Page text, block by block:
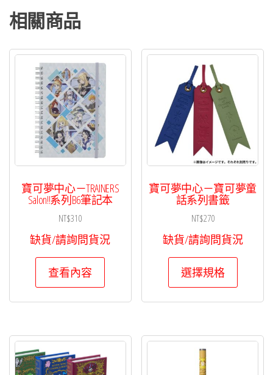
量
相關商品
寶可夢中心－TRAINERS
Salon!!系列B6筆記本
NT$310
缺貨/請詢問貨況
查看內容
寶可夢中心－寶可夢童
話系列書籤
NT$270
缺貨/請詢問貨況
選擇規格
此